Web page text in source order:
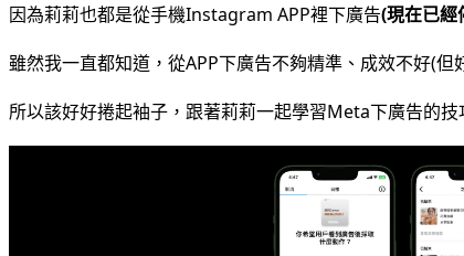
因為莉莉也都是從手機Instagram APP裡下廣告(現在已經
雖然我一直都知道，從APP下廣告不夠精準、成效不好(但
所以該好好捲起袖子，跟著莉莉一起學習Meta下廣告的技